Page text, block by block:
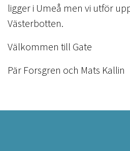
ligger i Umeå men vi utför
Västerbotten.
Välkommen till Gate
Pär Forsgren och Mats Kallin